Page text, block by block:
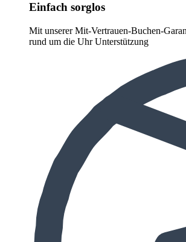
Einfach sorglos
Mit unserer Mit-Vertrauen-Buchen-
rund um die Uhr Unterstützung